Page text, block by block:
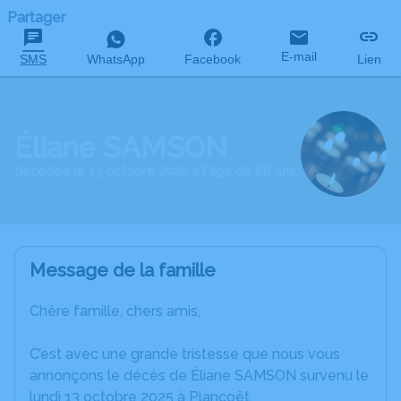
Partager
SMS WhatsApp Facebook E-mail Lien
Message de la famille
Chère famille, chers amis,
C’est avec une grande tristesse que nous vous
annonçons le décès de Éliane SAMSON survenu le
lundi 13 octobre 2025 à Plancoët.